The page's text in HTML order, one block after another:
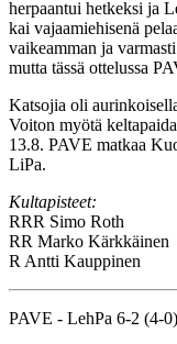
herpaantui hetkeksi ja
kai vajaamiehisenä
vaikeamman ja
mutta tässä ottelussa
Katsojia oli
Voiton myötä
13.8. PAVE matkaa
LiPa.
Kultapisteet:
RRR Simo Roth
RR Marko Kärkkäinen
R Antti Kauppinen
PAVE - LehPa 6-2 (4-0)